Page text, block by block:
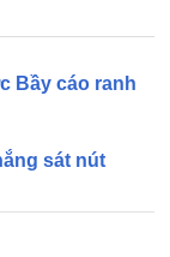
Bầy cáo ranh
sát nút